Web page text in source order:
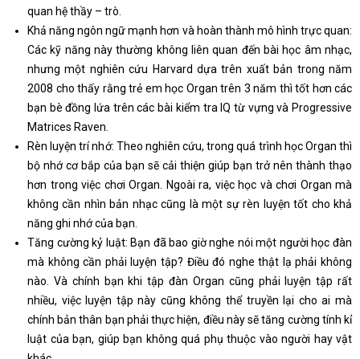
quan hệ thầy – trò.
Khả năng ngôn ngữ mạnh hơn và hoàn thành mô hình trực quan:
Các kỹ năng này thường không liên quan đến bài học âm nhạc,
nhưng một nghiên cứu Harvard dựa trên xuất bản trong năm
2008 cho thấy rằng trẻ em học Organ trên 3 năm thì tốt hơn các
bạn bè đồng lứa trên các bài kiểm tra IQ từ vựng và Progressive
Matrices Raven.
Rèn luyện trí nhớ: Theo nghiên cứu, trong quá trình học Organ thì
bộ nhớ cơ bắp của bạn sẽ cải thiện giúp bạn trở nên thành thạo
hơn trong việc chơi Organ. Ngoài ra, việc học và chơi Organ mà
không cần nhìn bản nhạc cũng là một sự rèn luyện tốt cho khả
năng ghi nhớ của bạn.
Tăng cường kỷ luật: Bạn đã bao giờ nghe nói một người học đàn
mà không cần phải luyện tập? Điều đó nghe thật lạ phải không
nào. Và chính bạn khi tập đàn Organ cũng phải luyện tập rất
nhiều, việc luyện tập này cũng không thể truyền lại cho ai mà
chính bản thân bạn phải thực hiện, điều này sẽ tăng cường tính kỉ
luật của bạn, giúp bạn không quá phụ thuộc vào người hay vật